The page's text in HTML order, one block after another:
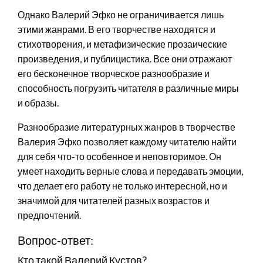
Однако Валерий Эфко не ограничивается лишь
этими жанрами. В его творчестве находятся и
стихотворения, и метафизические прозаические
произведения, и публицистика. Все они отражают
его бесконечное творческое разнообразие и
способность погрузить читателя в различные миры
и образы.
Разнообразие литературных жанров в творчестве
Валерия Эфко позволяет каждому читателю найти
для себя что-то особенное и неповторимое. Он
умеет находить верные слова и передавать эмоции,
что делает его работу не только интересной, но и
значимой для читателей разных возрастов и
предпочтений.
Вопрос-ответ:
Кто такой Валерий Кустов?